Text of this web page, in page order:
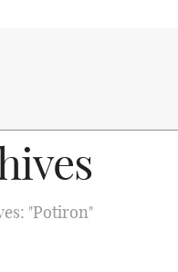
"Potiron"